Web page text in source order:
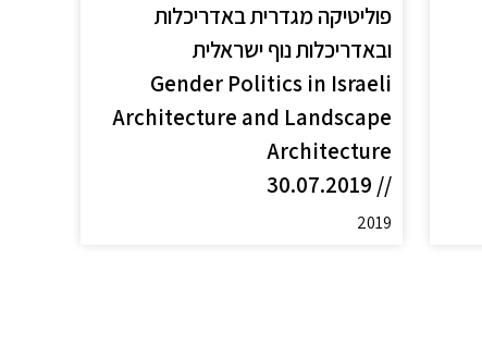
פוליטיקה מגדרית באדריכלות
ובאדריכלות נוף ישראלית
Gender Politics in Israeli
Architecture and Landscape
Architecture
// 30.07.2019
2019